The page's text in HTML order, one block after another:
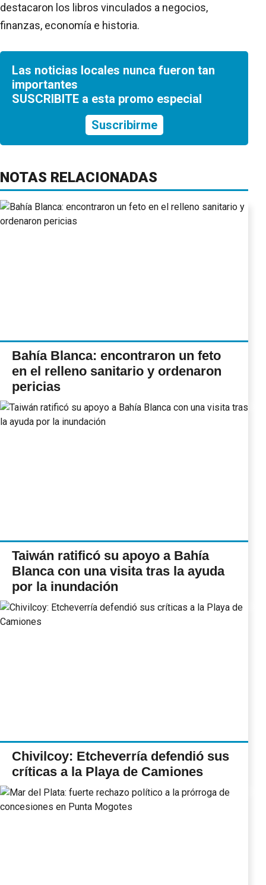
destacaron los libros vinculados a negocios,
finanzas, economía e historia.
Las noticias locales nunca fueron tan
importantes
SUSCRIBITE a esta promo especial
Suscribirme
NOTAS RELACIONADAS
Bahía Blanca: encontraron un feto
en el relleno sanitario y ordenaron
pericias
Taiwán ratificó su apoyo a Bahía
Blanca con una visita tras la ayuda
por la inundación
Chivilcoy: Etcheverría defendió sus
críticas a la Playa de Camiones